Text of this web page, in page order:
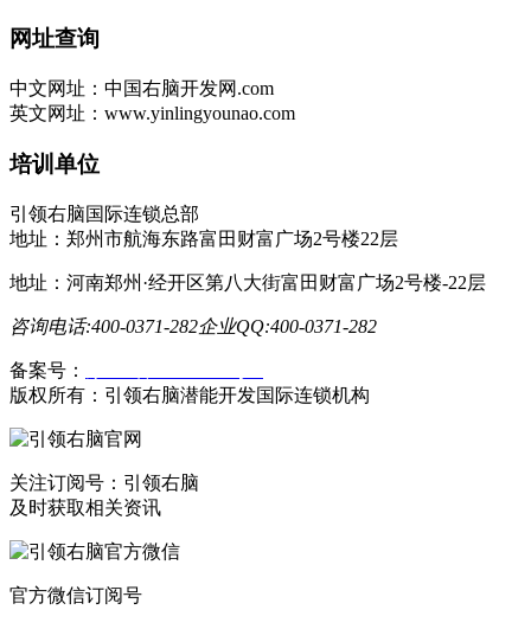
网址查询
中文网址：中国右脑开发网.com
英文网址：www.yinlingyounao.com
培训单位
引领右脑国际连锁总部
地址：郑州市航海东路富田财富广场2号楼22层
地址：河南郑州·经开区第八大街富田财富广场2号楼-22层
咨询电话:400-0371-282企业QQ:400-0371-282
备案号：
版权所有：引领右脑潜能开发国际连锁机构
关注订阅号：引领右脑
及时获取相关资讯
官方微信订阅号